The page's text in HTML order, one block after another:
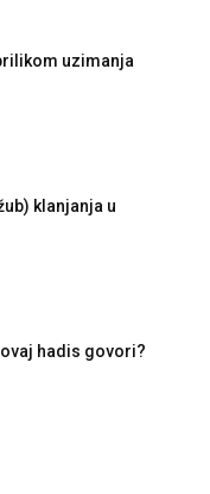
uzimanja
klanjanja u
hadis govori?